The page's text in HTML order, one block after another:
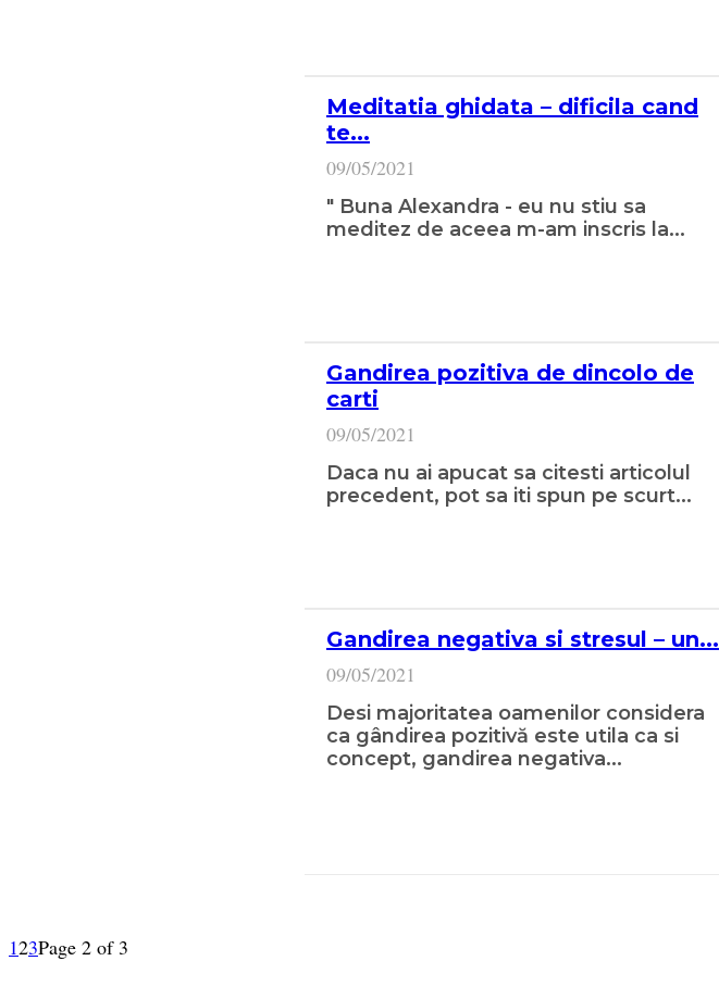
Meditatia ghidata – dificila cand
te...
09/05/2021
" Buna Alexandra - eu nu stiu sa
meditez de aceea m-am inscris la...
Gandirea pozitiva de dincolo de
carti
09/05/2021
Daca nu ai apucat sa citesti articolul
precedent, pot sa iti spun pe scurt...
Gandirea negativa si stresul – un...
09/05/2021
Desi majoritatea oamenilor considera
ca gândirea pozitivă este utila ca si
concept, gandirea negativa...
123Page 2 of 3